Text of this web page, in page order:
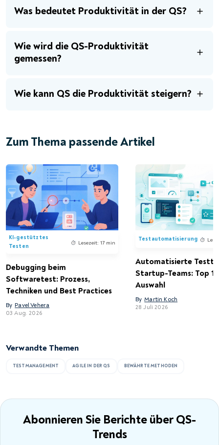
Was bedeutet Produktivität in der QS?
Wie wird die QS-Produktivität
gemessen?
Wie kann QS die Produktivität steigern?
Zum Thema passende Artikel
KI-gestütztes
Testen
Lesezeit: 17 min
Debugging beim
Softwaretest: Prozess,
Techniken und Best Practices
By Pavel Vehera
03 Aug. 2026
Testautomatisierung
Automatisierte
Startup-Teams: Top 15
Auswahl
By Martin Koch
28 Juli 2026
Verwandte Themen
TESTMANAGEMENT AGILE IN DER QS BEWÄHRTE METHODEN
Abonnieren Sie Berichte über QS-
Trends